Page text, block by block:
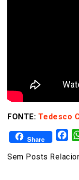
FONTE: Tedesco
Share
Sem Posts